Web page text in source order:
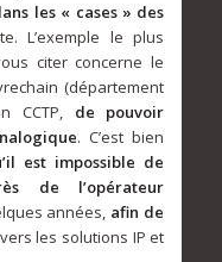
les « cases » des
L’exemple le plus
citer concerne le
(département
CCTP, de pouvoir
. C’est bien
est impossible de
de l’opérateur
années, afin de
vers les solutions IP et